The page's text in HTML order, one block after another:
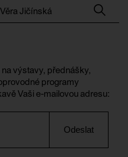
Jičínská
výstavy, přednášky,
programy
Vaši e-mailovou adresu:
Odeslat